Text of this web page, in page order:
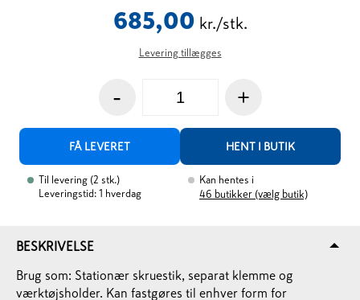
685,00 kr./stk.
Levering tillægges
- +
FÅ LEVERET HENT I BUTIK
Til levering (2 stk.)
Leveringstid: 1 hverdag
Kan hentes i
46 butikker (vælg butik)
BESKRIVELSE
Brug som: Stationær skruestik, separat klemme og
værktøjsholder. Kan fastgøres til enhver form for